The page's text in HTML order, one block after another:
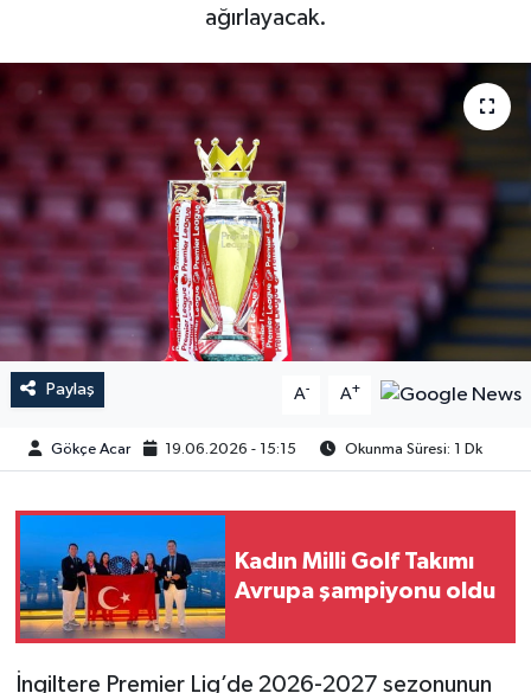
ağırlayacak.
Paylaş A- A+
Gökçe Acar 19.06.2026 - 15:15 Okunma Süresi: 1 Dk
Kadın Milli Golf Takımı
Avrupa şampiyonu oldu
İngiltere Premier Lig’de 2026-2027 sezonunun